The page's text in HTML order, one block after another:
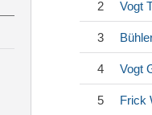
2 Vogt
3
4 Vogt
5 Frick